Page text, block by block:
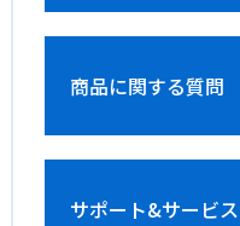
商品に関する質問
サポート&サービス